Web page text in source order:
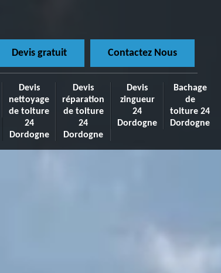
Devis gratuit Contactez Nous
Devis
nettoyage
de toiture
24
Dordogne
Devis
réparation
de toiture
24
Dordogne
Devis
zingueur
24
Dordogne
Bachage
de
toiture 24
Dordogne